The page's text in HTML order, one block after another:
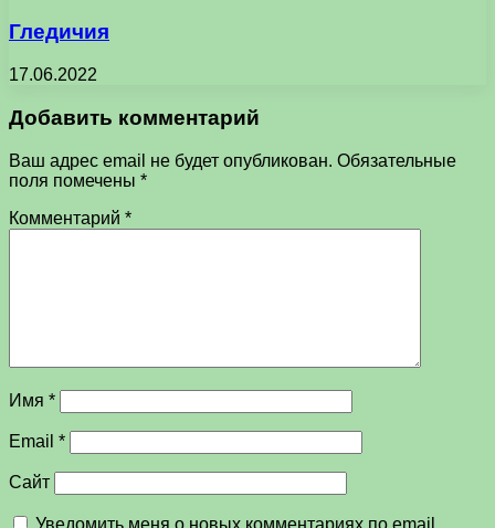
Гледичия
17.06.2022
Добавить комментарий
Ваш адрес email не будет опубликован. Обязательные
поля помечены *
Комментарий *
Имя *
Email *
Сайт
Уведомить меня о новых комментариях по email.